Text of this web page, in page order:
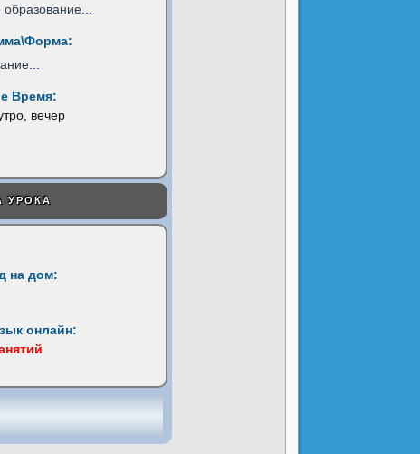
...
...
Время:
вечер
УРОКА
на дом:
онлайн: